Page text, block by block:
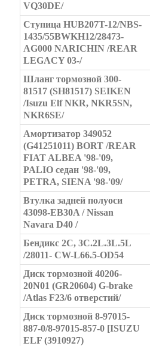
VQ30DE/
Ступица HUB207T-12/NBS-
1435/55BWKH12/28473-
AG000 NARICHIN /REAR
LEGACY 03-/
Шланг тормозной 300-
81517 (SH81517) SEIKEN
/Isuzu Elf NKR, NKR5SN,
NKR6SE/
Амортизатор 349052
(G41251011) BORT /REAR
FIAT ALBEA '98-'09,
PALIO седан '98-'09,
PETRA, SIENA '98-'09/
Втулка задней полуоси
43098-EB30A / Nissan
Navara D40 /
Бендикс 2C, 3C.2L.3L.5L
/28011- CW-L66.5-OD54
Диск тормозной 40206-
20N01 (GR20604) G-brake
/Atlas F23/6 отверстий/
Диск тормозной 8-97015-
887-0/8-97015-857-0 [ISUZU
ELF (3910927)